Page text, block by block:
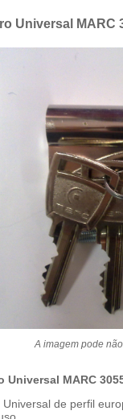
Universal MARC
A imagem pode
Universal MARC
Universal de perfil